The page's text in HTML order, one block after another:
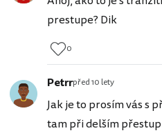
prestupe? Dik
0
Petrrpřed 10 lety
Jak je to prosím vás s
tam při delším